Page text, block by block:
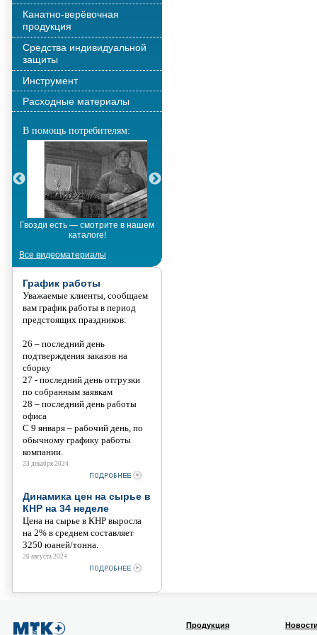
Канатно-верёвочная
продукция
Средства индивидуальной
защиты
Инструмент
Расходные материалы
В помощь потребителям:
Гвозди есть — смотрите в нашем
каталоге!
Все видеоматериалы
График работы
Уважаемые клиенты, сообщаем
вам график работы в период
предстоящих праздников:
26 – последний день
подтверждения заказов на
сборку
27 - последний день отгрузки
по собранным заявкам
28 – последний день работы
офиса
С 9 января – рабочий день, по
обычному графику работы
компании.
23 декабря 2024
Динамика цен на сырье в
КНР на 34 неделе
Цена на сырье в КНР выросла
на 2% в среднем составляет
3250 юаней/тонна.
26 августа 2024
Продукция